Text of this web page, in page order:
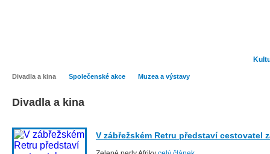
Divadla a kina Společenské akce Muzea a výstavy
Divadla a kina
V zábřežském Retru představí cestovatel